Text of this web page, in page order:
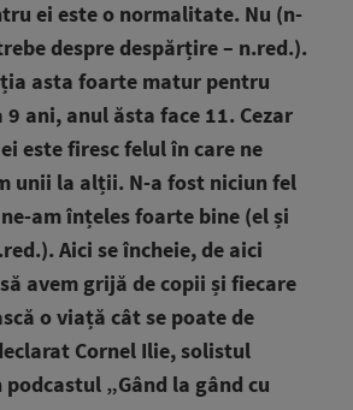
ei este o normalitate. Nu (n-
despre despărțire – n.red.).
asta foarte matur pentru
ani, anul ăsta face 11. Cezar
este firesc felul în care ne
unii la alții. N-a fost niciun fel
am înțeles foarte bine (el și
Aici se încheie, de aici
avem grijă de copii și fiecare
o viață cât se poate de
Cornel Ilie, solistul
„Gând la gând cu